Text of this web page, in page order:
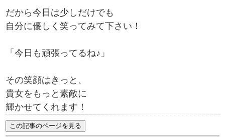
だから今日は少しだけでも
自分に優しく笑ってみて下さい！
「今日も頑張ってるね♪」
その笑顔はきっと、
貴女をもっと素敵に
輝かせてくれます！